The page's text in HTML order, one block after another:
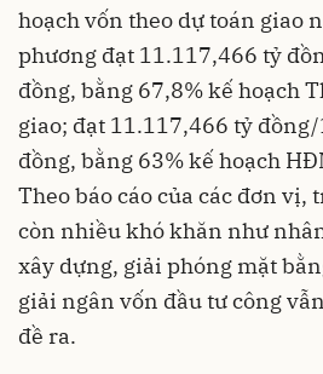
hoạch vốn theo dự toán giao
phương đạt 11.117,466 tỷ
đồng, bằng 67,8% kế hoạch
giao; đạt 11.117,466 tỷ
đồng, bằng 63% kế hoạch
Theo báo cáo của các đơn vị,
còn nhiều khó khăn như
xây dựng, giải phóng mặt
giải ngân vốn đầu tư công
đề ra.